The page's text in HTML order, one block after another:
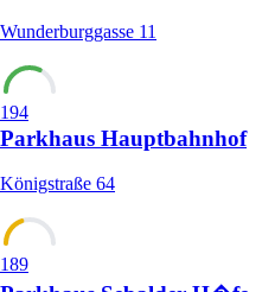
Wunderburggasse 11
194
Parkhaus Hauptbahnhof
Königstraße 64
189